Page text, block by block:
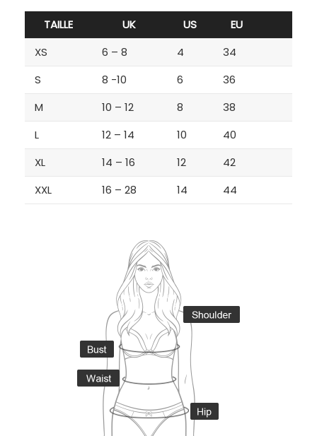
TAILLE UK US
EU
XS
6 – 8 4
34
S
8 -10 6
36
M
10 – 12 8
38
L
12 – 14 10
40
XL
14 – 16 12
42
XXL
16 – 28 14 44